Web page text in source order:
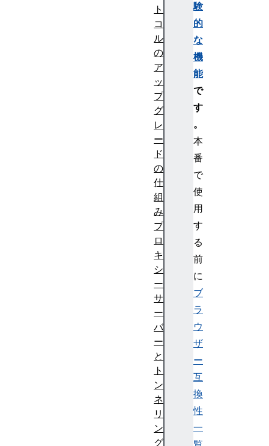
験
的
な
機
能
で
す
。
本
番
で
使
用
す
る
前
に
ブ
ラ
ウ
ザ
ー
互
換
性
一
ト
コ
ル
の
ア
ッ
プ
グ
レ
ー
ド
の
仕
組
み
プ
ロ
キ
シ
ー
サ
ー
バ
ー
と
ト
ン
ネ
リ
ン
グ